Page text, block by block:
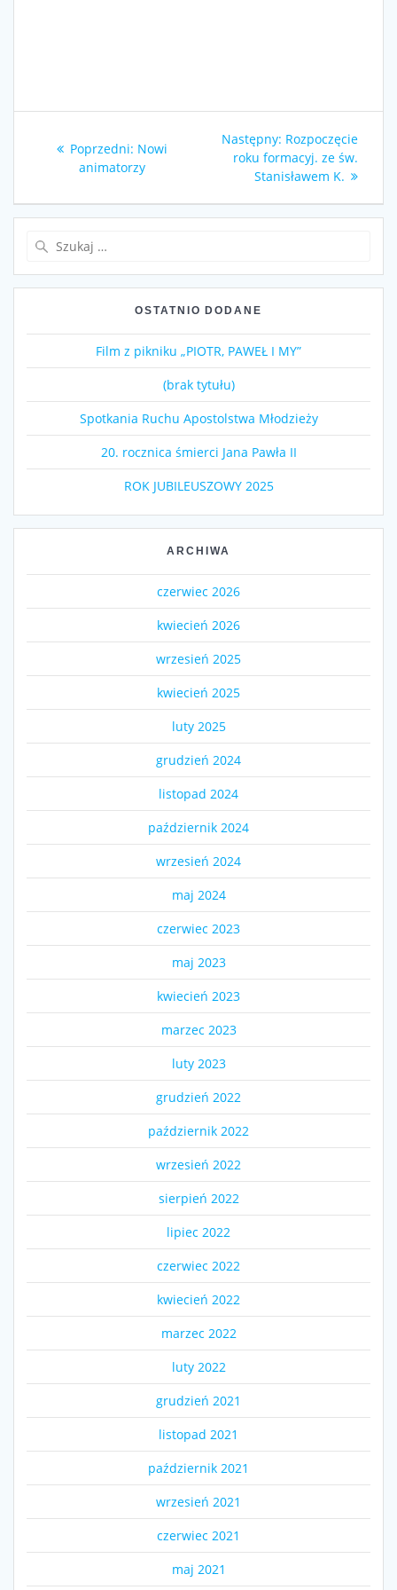
wpisuPoprzedni: Poprzedni
wpis:
Nowi
animatorzy
Następny: Następny
wpis:
Rozpoczęcie
roku formacyj. ze św.
Stanisławem K.
OSTATNIO DODANE
Film z pikniku „PIOTR, PAWEŁ I MY”
(brak tytułu)
Spotkania Ruchu Apostolstwa Młodzieży
20. rocznica śmierci Jana Pawła II
ROK JUBILEUSZOWY 2025
ARCHIWA
czerwiec 2026
kwiecień 2026
wrzesień 2025
kwiecień 2025
luty 2025
grudzień 2024
listopad 2024
październik 2024
wrzesień 2024
maj 2024
czerwiec 2023
maj 2023
kwiecień 2023
marzec 2023
luty 2023
grudzień 2022
październik 2022
wrzesień 2022
sierpień 2022
lipiec 2022
czerwiec 2022
kwiecień 2022
marzec 2022
luty 2022
grudzień 2021
listopad 2021
październik 2021
wrzesień 2021
czerwiec 2021
maj 2021